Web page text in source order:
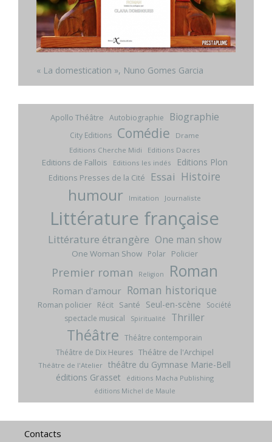
« La domestication », Nuno Gomes Garcia
Apollo Théâtre Autobiographie Biographie
City Editions Comédie
Drame
Editions Cherche Midi
Editions Dacres
Editions de Fallois Editions les indés Editions Plon
Editions Presses de la Cité Essai Histoire
humour Imitation Journaliste
Littérature française
Littérature étrangère One man show
One Woman Show Polar Policier
Premier roman Religion Roman
Roman d'amour Roman historique
Roman policier Récit Santé Seul-en-scène
Société
spectacle musical
Spiritualité Thriller
Théâtre Théâtre contemporain
Théâtre de Dix Heures Théâtre de l'Archipel
Théâtre de l'Atelier théâtre du Gymnase Marie-Bell
éditions Grasset
éditions Macha Publishing
éditions Michel de Maule
Contacts